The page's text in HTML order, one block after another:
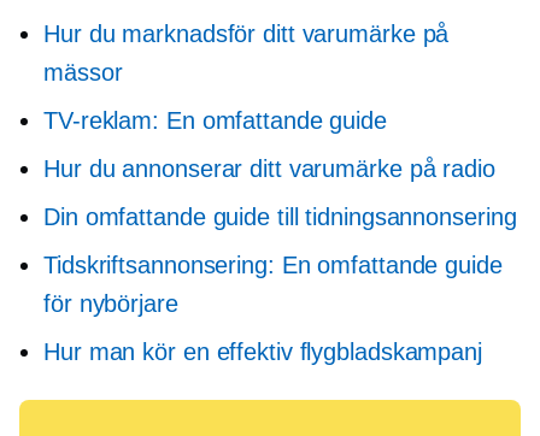
Hur du marknadsför ditt varumärke på
mässor
TV-reklam: En omfattande guide
Hur du annonserar ditt varumärke på radio
Din omfattande guide till tidningsannonsering
Tidskriftsannonsering: En omfattande guide
för nybörjare
Hur man kör en effektiv flygbladskampanj